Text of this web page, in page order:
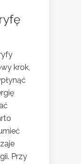
krok,
Przy